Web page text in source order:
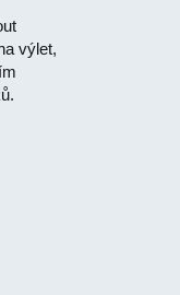
výlet,